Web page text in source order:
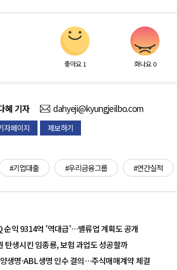
좋아요 1 화나요 0
혜기자 dahyeji@kyungjeilbo.com
자페이지 제보하기
#기업대출 #우리금융그룹 #연간실적
순익 9314억 '역대급'…밸류업 계획도 공개
탄생시킨 임종룡, 보험 과업도 성공할까
생명·ABL생명 인수 결의…주식매매계약 체결